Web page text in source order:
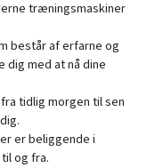
træningsmaskiner
består af erfarne og
med at nå dine
fra tidlig morgen til sen
er beliggende i
og fra.